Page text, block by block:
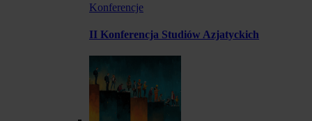
Konferencje
II Konferencja Studiów Azjatyckich